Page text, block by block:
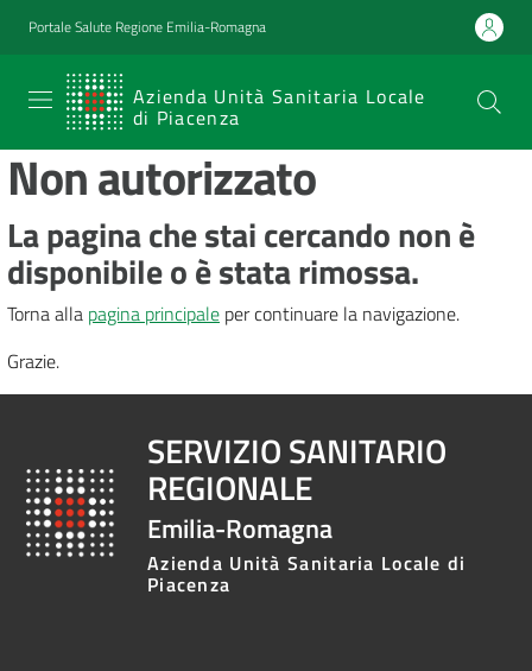
Vai al contenuto
Vai alla navigazione
Vai al footer
Portale Salute Regione Emilia-Romagna
Azienda Unità Sanitaria Locale
di Piacenza
SERVIZIO
SANITARIO
REGIONALE
Emilia-
Romagna
Azienda Unità
Sanitaria Locale
di Piacenza
percorsi
di
cura
Non autorizzato
La pagina che stai cercando non è
disponibile o è stata rimossa.
Torna alla pagina principale per continuare la navigazione.
Grazie.
SERVIZIO SANITARIO
REGIONALE
Emilia-Romagna
Azienda Unità Sanitaria Locale di
Piacenza